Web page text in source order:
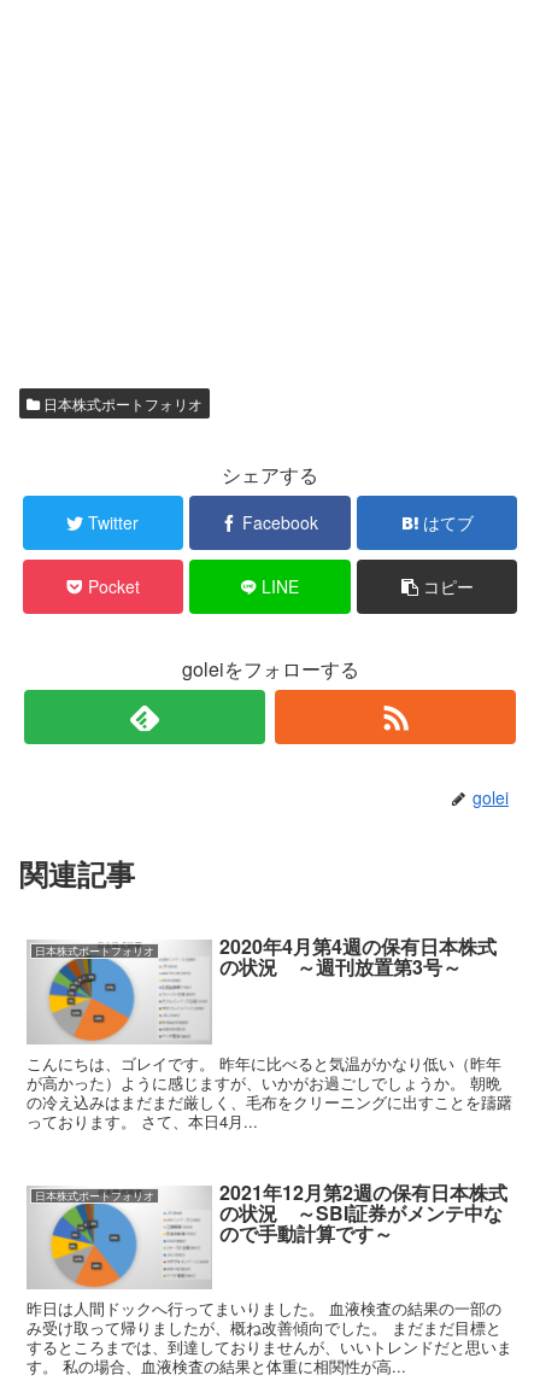
日本株式ポートフォリオ
シェアする
Twitter Facebook はてブ
Pocket LINE コピー
goleiをフォローする
golei
関連記事
日本株式ポートフォリオ 2020年4月第4週の保有日本株式
の状況 ～週刊放置第3号～
こんにちは、ゴレイです。 昨年に比べると気温がかなり低い（昨年
が高かった）ように感じますが、いかがお過ごしでしょうか。 朝晩
の冷え込みはまだまだ厳しく、毛布をクリーニングに出すことを躊躇
っております。 さて、本日4月...
日本株式ポートフォリオ 2021年12月第2週の保有日本株式
の状況 ～SBI証券がメンテ中な
ので手動計算です～
昨日は人間ドックへ行ってまいりました。 血液検査の結果の一部の
み受け取って帰りましたが、概ね改善傾向でした。 まだまだ目標と
するところまでは、到達しておりませんが、いいトレンドだと思いま
す。 私の場合、血液検査の結果と体重に相関性が高...